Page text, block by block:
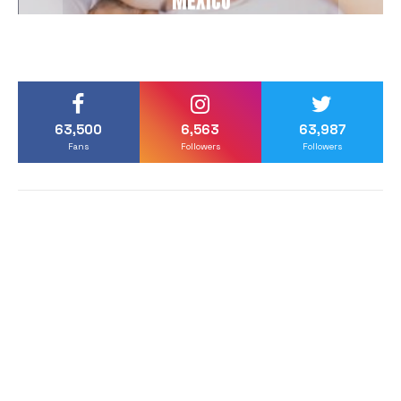
63,500
Fans
6,563
Followers
63,987
Followers